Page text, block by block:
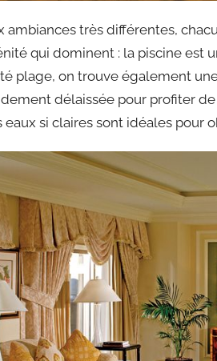
ambiances très différentes,
qui dominent : la piscine est
plage, on trouve également
délaissée pour profiter de
si claires sont idéales pour